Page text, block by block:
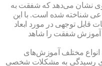
می‌دهد که شفقت به
شده است. با این
قابل توجهی در مورد ابعاد
شفقت را شاهد
مختلف آموزش‌های
به مشکلات شخصی